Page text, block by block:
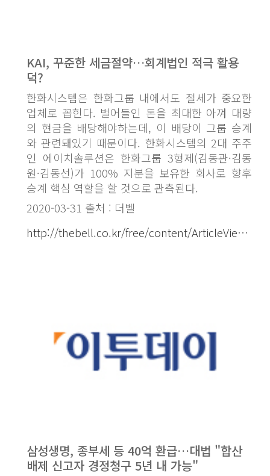
KAI, 꾸준한 세금절약…회계법인 적극 활용
덕?
한화시스템은 한화그룹 내에서도 절세가 중요한
업체로 꼽힌다. 벌어들인 돈을 최대한 아껴 대량
의 현금을 배당해야하는데, 이 배당이 그룹 승계
와 관련돼있기 때문이다. 한화시스템의 2대 주주
인 에이치솔루션은 한화그룹 3형제(김동관·김동
원·김동선)가 100% 지분을 보유한 회사로 향후
승계 핵심 역할을 할 것으로 관측된다.
2020-03-31 출처 : 더벨
http://thebell.co.kr/free/content/ArticleView.asp?key=202002251412377680106037&l...
삼성생명, 종부세 등 40억 환급…대법 "합산
배제 신고자 경정청구 5년 내 가능"